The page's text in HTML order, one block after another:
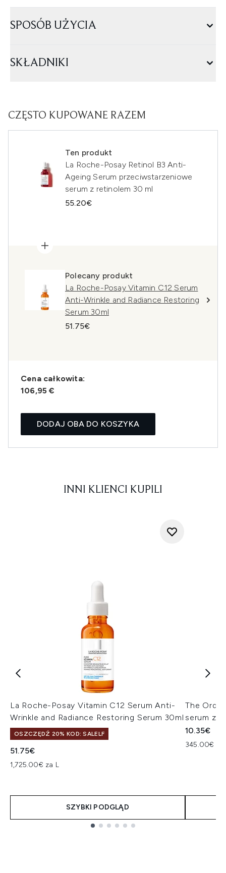
SPOSÓB UŻYCIA
SKŁADNIKI
CZĘSTO KUPOWANE RAZEM
Ten produkt
La Roche-Posay Retinol B3 Anti-
Ageing Serum przeciwstarzeniowe
serum z retinolem 30 ml
55.20€
Polecany produkt
La Roche-Posay Vitamin C12 Serum
Anti-Wrinkle and Radiance Restoring
Serum 30ml
51.75€
Cena całkowita:
106,95 €
DODAJ OBA DO KOSZYKA
INNI KLIENCI KUPILI
La Roche-Posay Vitamin C12 Serum Anti-
Wrinkle and Radiance Restoring Serum 30ml
OSZCZĘDŹ 20% KOD: SALELF
51.75€
1,725.00€ za L
SZYBKI PODGLĄD
The
serum z
10.35€
345.00€ za